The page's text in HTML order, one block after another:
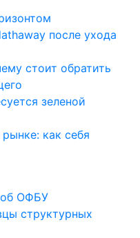
после ухода
стоит обратить
зеленой
как себя
структурных